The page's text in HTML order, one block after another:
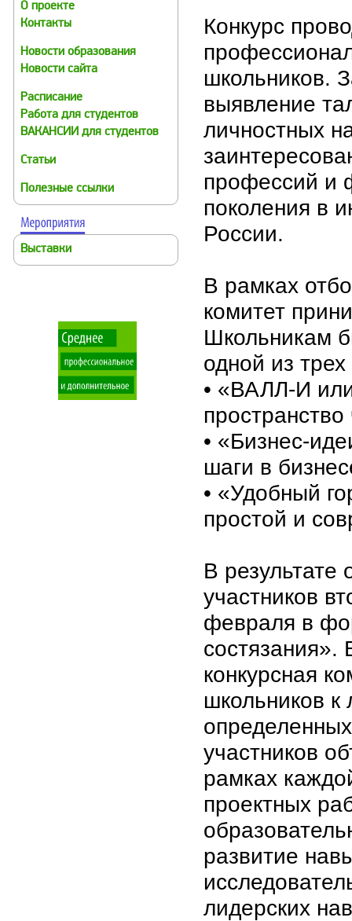
О проекте
Контакты
Новости образования
Новости сайта
Расписание
Работа для студентов
ВАКАНСИИ для студентов
Статьи
Полезные ссылки
Выставки
Конкурс
школьников.
выявление
личностных
профессий и
поколения в
России.
В рамках
комитет
Школьникам
одной из
• «ВАЛЛ-И
• «Бизнес-
шаги в
• «Удобный
простой и
В результате
участников
февраля в
состязания».
конкурсная
школьников
участников
рамках
проектных
развитие
лидерских